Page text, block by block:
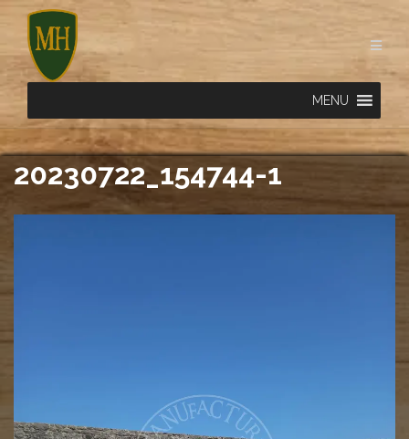
Skip
content
MENU
20230722_154744-1